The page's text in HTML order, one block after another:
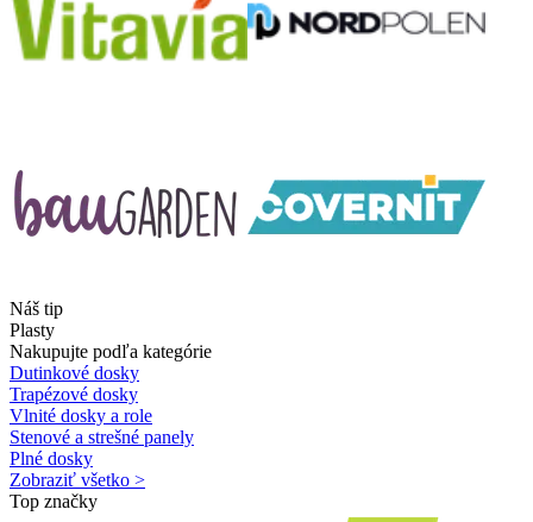
Náš tip
Plasty
Nakupujte podľa kategórie
Dutinkové dosky
Trapézové dosky
Vlnité dosky a role
Stenové a strešné panely
Plné dosky
Zobraziť všetko >
Top značky